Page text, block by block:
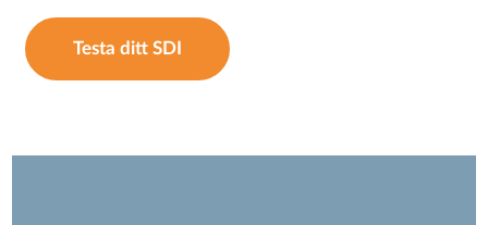
Testa ditt SDI